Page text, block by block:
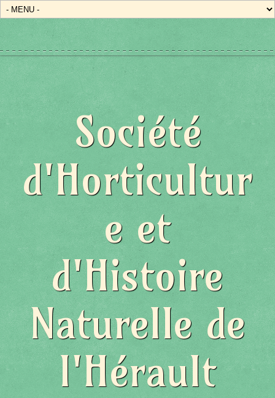
Société
d'Horticultur
e et
d'Histoire
Naturelle de
l'Hérault